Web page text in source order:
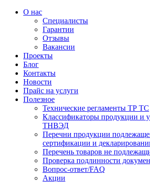
О нас
Специалисты
Гарантии
Отзывы
Вакансии
Проекты
Блог
Контакты
Новости
Прайс на услуги
Полезное
Технические регламенты ТР ТС
Классификаторы продукции и
ТНВЭД
Перечни продукции
сертификации и
Перечень товаров не
Проверка подлинности
Вопрос-ответ/FAQ
Акции